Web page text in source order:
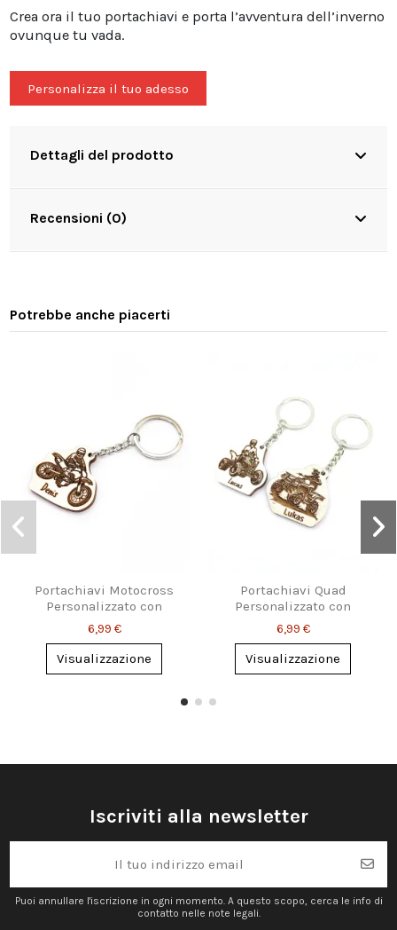
Crea ora il tuo portachiavi e porta l’avventura dell’inverno
ovunque tu vada.
Personalizza il tuo adesso
Dettagli del prodotto
Recensioni (0)
Potrebbe anche piacerti
Portachiavi Motocross
Personalizzato con
Nome
6,99 €
Visualizzazione
Portachiavi Quad
Personalizzato con
Nome – 2 Varianti
6,99 €
Visualizzazione
Iscriviti alla newsletter
Puoi annullare l'iscrizione in ogni momento. A questo scopo, cerca le info di
contatto nelle note legali.